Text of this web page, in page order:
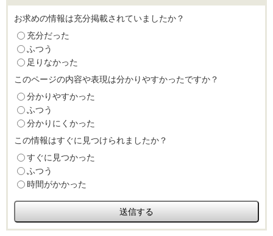
お求めの情報は充分掲載されていましたか？
充分だった
ふつう
足りなかった
このページの内容や表現は分かりやすかったですか？
分かりやすかった
ふつう
分かりにくかった
この情報はすぐに見つけられましたか？
すぐに見つかった
ふつう
時間がかかった